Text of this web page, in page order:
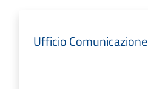
Ufficio Comunicazione